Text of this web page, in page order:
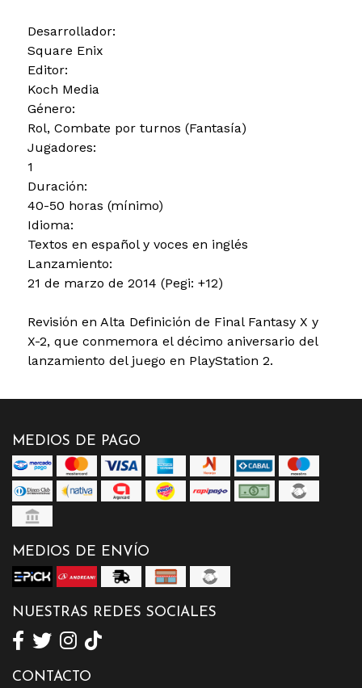
Desarrollador:
Square Enix
Editor:
Koch Media
Género:
Rol, Combate por turnos (Fantasía)
Jugadores:
1
Duración:
40-50 horas (mínimo)
Idioma:
Textos en español y voces en inglés
Lanzamiento:
21 de marzo de 2014 (Pegi: +12)
Revisión en Alta Definición de Final Fantasy X y
X-2, que conmemora el décimo aniversario del
lanzamiento del juego en PlayStation 2.
MEDIOS DE PAGO
MEDIOS DE ENVÍO
NUESTRAS REDES SOCIALES
CONTACTO